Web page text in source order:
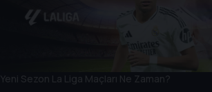
Yeni Sezon La Liga Maçları Ne Zaman?